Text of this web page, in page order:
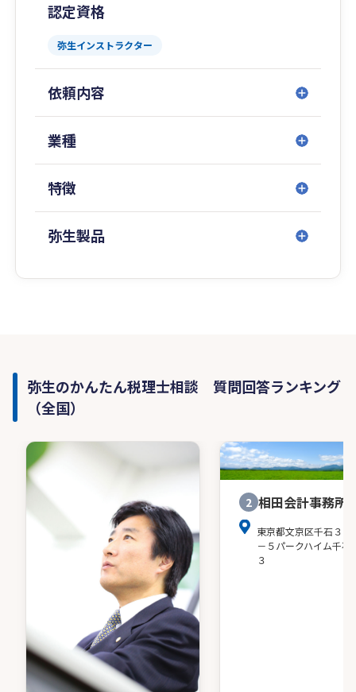
現在のところ、関東一円から沖縄離島エリアまで
関与先がございます。
・ 弥生会計の導入や運用支援を希望されている方
・ これから起業されたい方
・ 法人成りをお考えの方
・ 正確な会計処理をご要望の非営利法人様
など、お気軽にご相談・お問い合わせください。
認定経営革新等支援機関。書誌の執筆・監修、講
演、テレビ・ラジオの出演も多数。
詳しくは弊事務所ホームページをご高覧いただけ
ればと思います。
認定資格
弥生インストラクター
依頼内容
業種
特徴
弥生製品
弥生のかんたん税理士相談 質問回答ランキング
（全国）
2 相田会計事務所
東京都文京区千石３－
－５パークハイム千石
３